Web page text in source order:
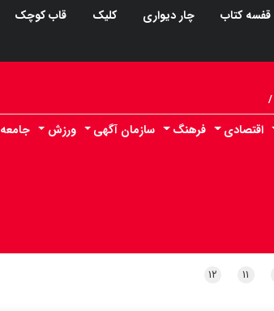
قفسه کتاب چار دیواری کلیک
قاب کوچک
/
اقتصادی فرهنگ سازمان آگهی ورزش جامعه
۱۱ ۱۲